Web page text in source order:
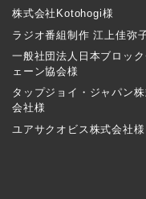
株式会社Kotohogi様
ラジオ番組制作 江上佳弥
一般社団法人日本ブロック
ェーン協会様
タップジョイ・ジャパン
会社様
ユアサクオビス株式会社様